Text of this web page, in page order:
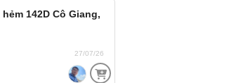
142D Cô Giang,
27/07/26